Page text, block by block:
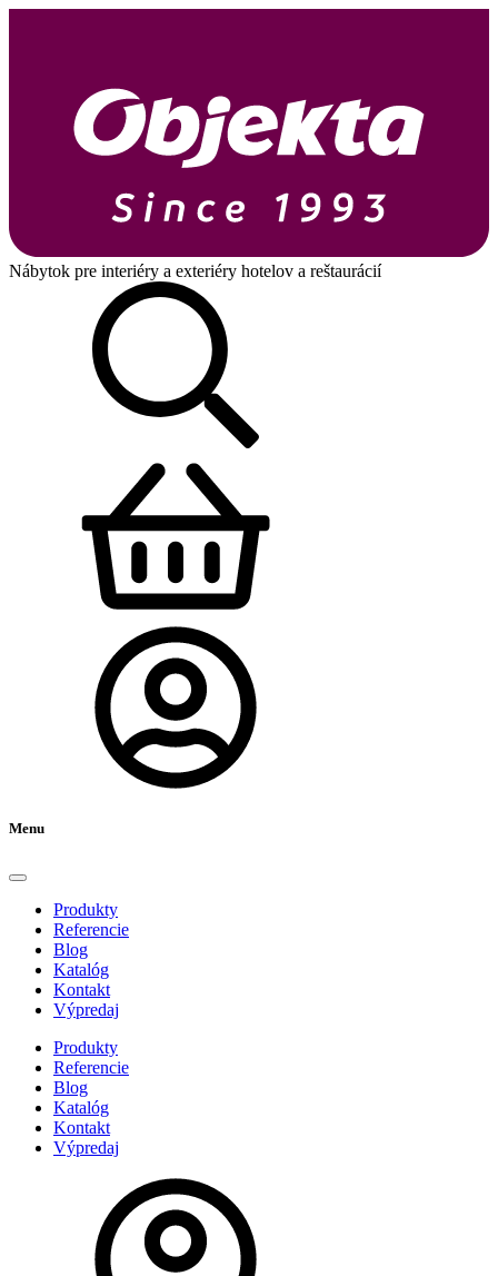
Nábytok pre interiéry a exteriéry hotelov a reštaurácií
Menu
Produkty
Referencie
Blog
Katalóg
Kontakt
Výpredaj
Produkty
Referencie
Blog
Katalóg
Kontakt
Výpredaj